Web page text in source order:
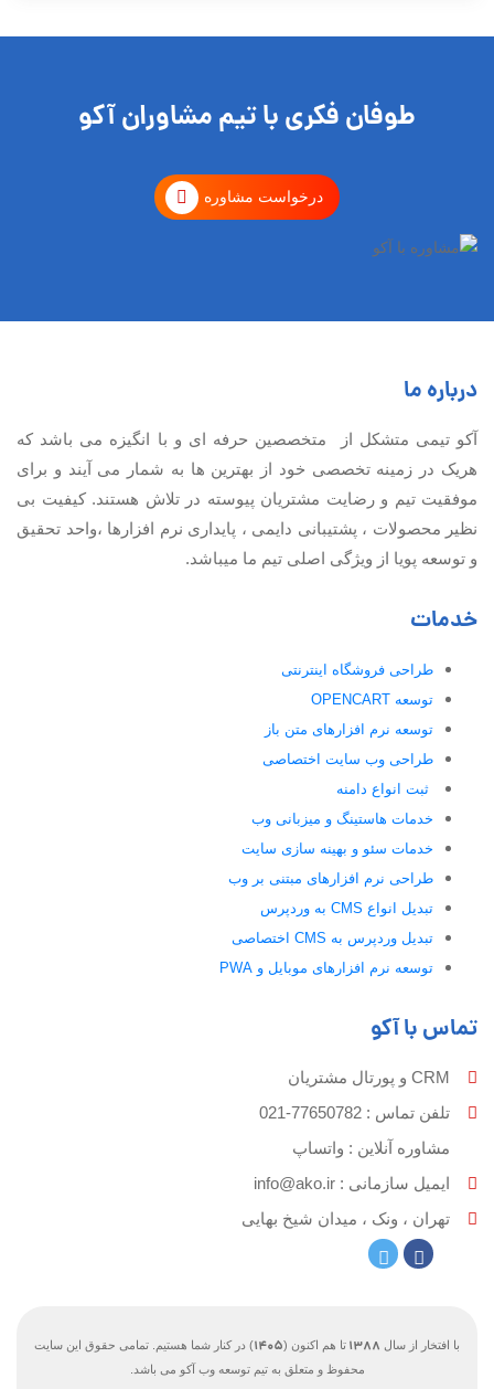
طوفان فکری با تیم مشاوران آکو
درخواست مشاوره
درباره ما
آكو تيمی متشکل از متخصصین حرفه ای و با انگیزه می باشد که
هریک در زمینه تخصصی خود از بهترین ها به شمار می آیند و برای
موفقیت تيم و رضایت مشتریان پیوسته در تلاش هستند. کیفیت بی
نظير محصولات ، پشتیبانی دايمی ، پایداری نرم افزارها ،واحد تحقیق
و توسعه پویا از ویژگی اصلی تیم ما میباشد.
خدمات
طراحی فروشگاه اینترنتی
توسعه OPENCART
توسعه نرم افزارهای متن باز
طراحی وب سایت اختصاصی
ثبت انواع دامنه
خدمات هاستینگ و میزبانی وب
خدمات سئو و بهینه سازی سایت
طراحی نرم افزارهای مبتنی بر وب
تبدیل انواع CMS به وردپرس
تبدیل وردپرس به CMS اختصاصی
توسعه نرم افزارهای موبایل و PWA
تماس با آکو
CRM و پورتال مشتریان
تلفن تماس :‌ 77650782-021
مشاوره آنلاین : واتساپ
ایمیل سازمانی :‌ info@ako.ir
تهران ، ونک ، میدان شیخ بهایی
با افتخار از سال 1388 تا هم اکنون (1405) در کنار شما هستیم. تمامی حقوق این سایت
محفوظ و متعلق به تیم توسعه وب آکو می باشد.